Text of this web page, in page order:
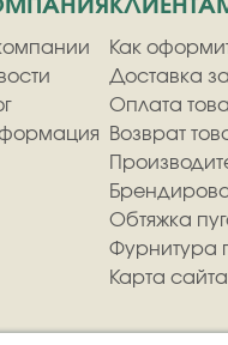
Как
Доставка
Оплата
Возврат
Обтяжка
Фурнитура
Карта сайта